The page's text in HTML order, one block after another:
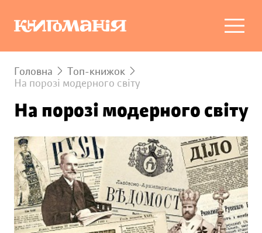
Головна
Топ-книжок
На порозі модерного світу
На порозі модерного світу